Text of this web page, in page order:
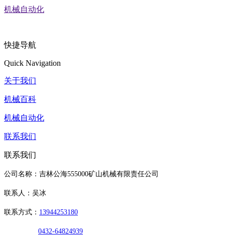
机械自动化
快捷导航
Quick Navigation
关于我们
机械百科
机械自动化
联系我们
联系我们
公司名称：吉林公海555000矿山机械有限责任公司
联系人：吴冰
联系方式： 13944253180
0432-64824939